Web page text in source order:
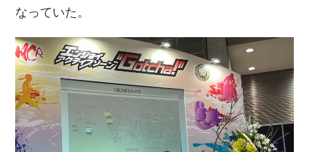
なっていた。